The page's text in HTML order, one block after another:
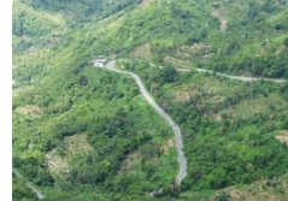
Trong một bài phát biểu
4/11 vừa qua, bà Park
lỗi toàn dân và cho biết
điều tra.